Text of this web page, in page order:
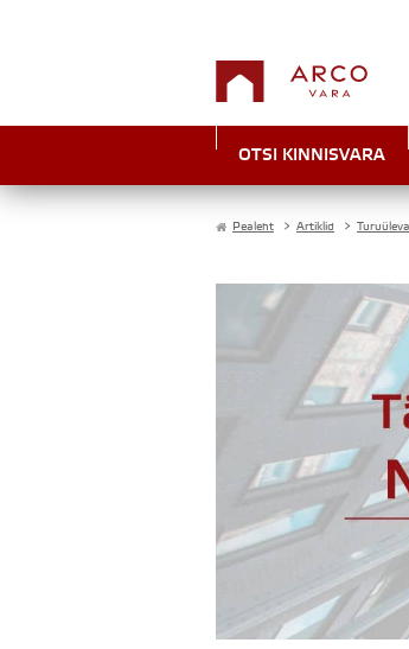
OTSI KINNISVARA
Pealeht > Artiklid >